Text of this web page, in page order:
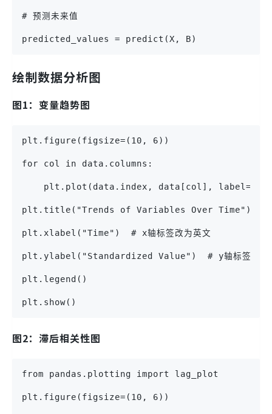
# 预测未来值
predicted_values = predict(X, B)
绘制数据分析图
图1：变量趋势图
plt.figure(figsize=(10, 6))
for col in data.columns:
plt.plot(data.index, data[col],
plt.title("Trends of Variables Over Time")  # 标
plt.xlabel("Time")  # x轴标签改为英文
plt.ylabel("Standardized Value")  # y轴标签改为
plt.legend()
plt.show()
图2：滞后相关性图
from pandas.plotting import lag_plot
plt.figure(figsize=(10, 6))